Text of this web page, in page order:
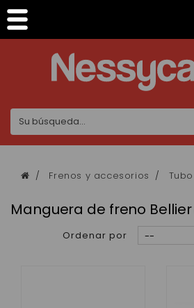
Frenos y accesorios
Manguera de freno Bellier
Ordenar por
Panel de gestión de cookies